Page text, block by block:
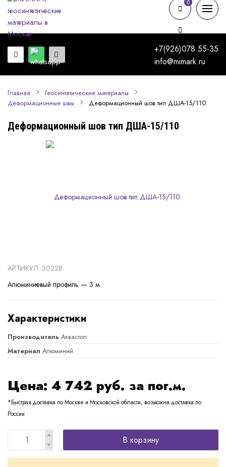
+7(926)078 55-35
info@mimark.ru
0
0
Главная
Геосинтетические материалы
Деформационные швы
Деформационный шов тип ДША-15/110
Деформационный шов тип ДША-15/110
АРТИКУЛ: 30228
Алюминиевый профиль — 3 м.
Характеристики
Производитель Аквастоп
Материал Алюминий
Цена: 4 742 руб. за пог.м.
*Быстрая доставка по Москве и Московской области, возможна доставка по
России
В корзину